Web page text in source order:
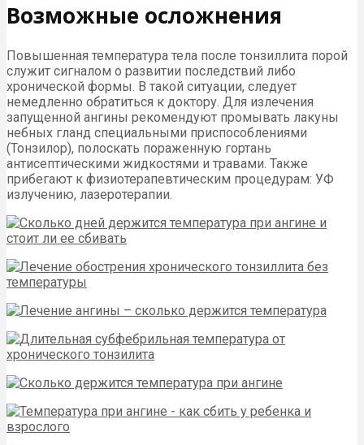
Возможные осложнения
Повышенная температура тела после тонзиллита порой
служит сигналом о развитии последствий либо
хронической формы. В такой ситуации, следует
немедленно обратиться к доктору. Для излечения
запущенной ангины рекомендуют промывать лакуны
небных гланд специальными приспособлениями
(Тонзилор), полоскать пораженную гортань
антисептическими жидкостями и травами. Также
прибегают к физиотерапевтическим процедурам: УФ
излучению, лазеротерапии.